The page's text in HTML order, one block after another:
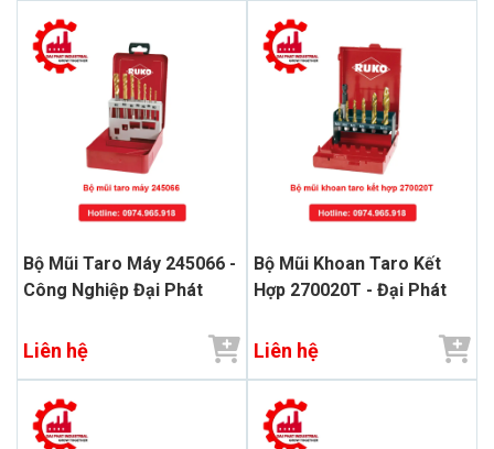
Bộ Mũi Taro Máy 245066 -
Công Nghiệp Đại Phát
Liên hệ
Bộ Mũi Khoan Taro Kết
Hợp 270020T - Đại Phát
Liên hệ